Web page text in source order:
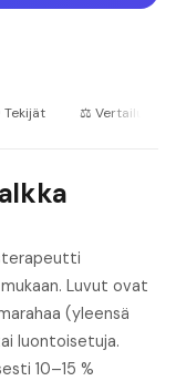
Tekijät ⚖️ Vertailu
Luvut ovat
(yleensä
luontoisetuja.
10–15 %